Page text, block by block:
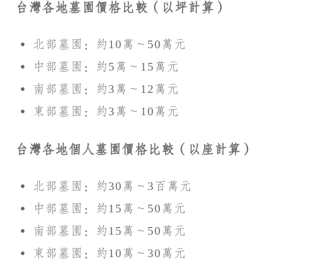
台灣各地墓園價格比較（以坪計算）
北部墓園：約10萬～50萬元
中部墓園：約5萬～15萬元
南部墓園：約3萬～12萬元
東部墓園：約3萬～10萬元
台灣各地個人墓園價格比較（以座計算）
北部墓園：約30萬～3百萬元
中部墓園：約15萬～50萬元
南部墓園：約15萬～50萬元
東部墓園：約10萬～30萬元